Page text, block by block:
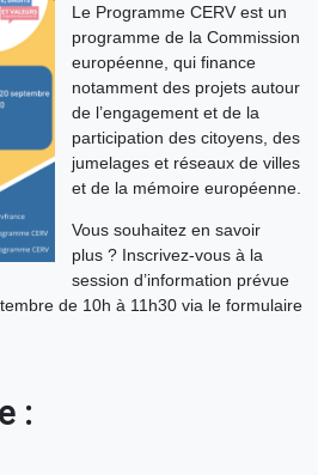
Le Programme CERV est un
programme de la Commission
européenne, qui finance
notamment des projets autour
de l’engagement et de la
participation des citoyens, des
jumelages et réseaux de villes
et de la mémoire européenne.
Vous souhaitez en savoir
plus ? Inscrivez-vous à la
session d’information prévue
de 10h à 11h30 via le formulaire
: